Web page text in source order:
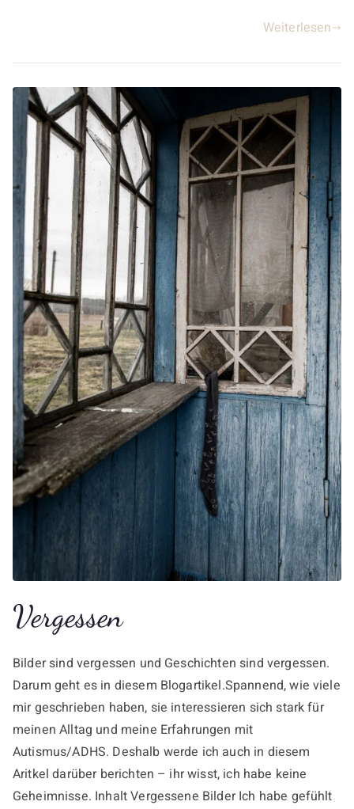
Weiterlesen
Vergessen
Bilder sind vergessen und Geschichten sind vergessen.
Darum geht es in diesem Blogartikel.Spannend, wie viele
mir geschrieben haben, sie interessieren sich stark für
meinen Alltag und meine Erfahrungen mit
Autismus/ADHS. Deshalb werde ich auch in diesem
Aritkel darüber berichten – ihr wisst, ich habe keine
Geheimnisse. Inhalt Vergessene Bilder Ich habe gefühlt